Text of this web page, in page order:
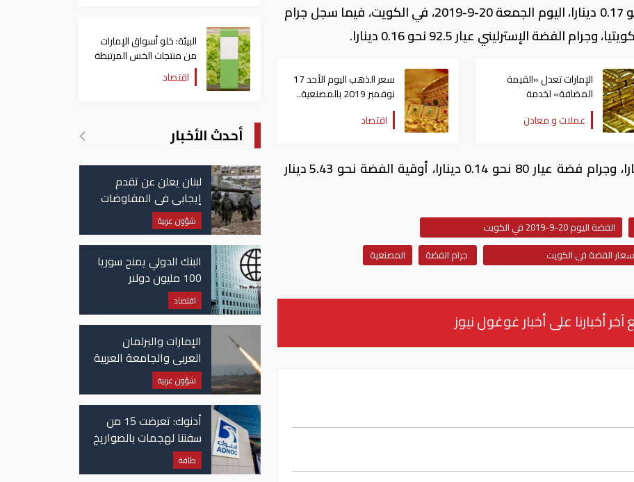
سجل سعر جرام الفضة النقي عيار 99.9 نحو 0.17 دينارا، اليوم الجمعة 20-9-2019، في الكويت، فيما سجل جرام
الإمارات تعدل «القيمة
المضافة» لخدمة
المصنعية عند توريد الذهب
والألماس
عملات و معادن
سعر الذهب اليوم الأحد 17
نوفمبر 2019 بالمصنعية..
للجرام
اقتصاد
وسجل جرام الفضة عيار 90 نحو 0.16 دينارا، وجرام فضة عيار 80 نحو 0.14 دينارا، أوقية الفضة نحو 5.43 دينار
الفضة اليوم 20-9-2019 في الكويت
الفضة في الكويت جرام الفضة
المصنعية
آخر أخبارنا على أخبار غوغول نيوز
البيئة: خلو أسواق الإمارات
من منتجات الخس المرتبطة
بتفشي داء السيكلوسبورا
اقتصاد
أحدث الأخبار
لبنان يعلن عن تقدم
إيجابي في المفاوضات
مع إسرائيل.. وأمريكا
تضغط لوقف النار في
غزة
شؤون عربية
البنك الدولي يمنح سوريا
100 مليون دولار
اقتصاد
الإمارات والبرلمان
العربي والجامعة العربية
يدينون الهجوم الحوثي
على نجران بالسعودية
شؤون عربية
أدنوك: تعرضت 15 من
سفننا لهجمات بالصواريخ
والطائرات المسيّرة منذ
بداية النزاع
طاقة